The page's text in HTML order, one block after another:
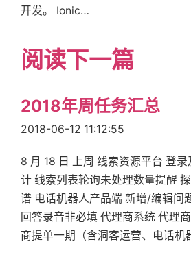
开发。 Ionic…
阅读下一篇
2018年周任务汇总
2018-06-12 11:12:55
8 月 18 日 上周 线索资源平台 登
计 线索列表轮询未处理数量提醒
谱 电话机器人产品端 新增/编辑问
回答录音非必填 代理商系统 代理
商提单一期（含洞客运营、电话机